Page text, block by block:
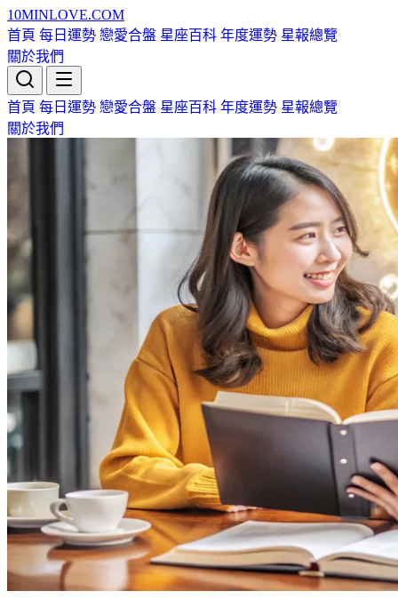
10MINLOVE.COM
首頁 每日運勢 戀愛合盤 星座百科 年度運勢 星報總覽
關於我們
首頁 每日運勢 戀愛合盤 星座百科 年度運勢 星報總覽
關於我們